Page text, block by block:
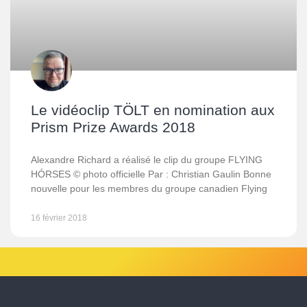
Le vidéoclip TÖLT en nomination aux
Prism Prize Awards 2018
Alexandre Richard a réalisé le clip du groupe FLYING
HÓRSES © photo officielle Par : Christian Gaulin Bonne
nouvelle pour les membres du groupe canadien Flying
16 février 2018